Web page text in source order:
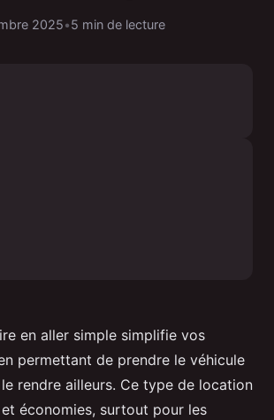
2025•5 min de lecture
en aller simple simplifie vos
permettant de prendre le véhicule
rendre ailleurs. Ce type de location
économies, surtout pour les